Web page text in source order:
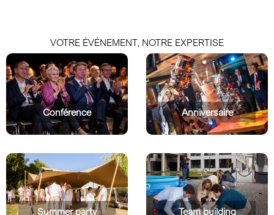
VOTRE ÉVÉNEMENT, NOTRE EXPERTISE
Conférence Anniversaire
Summer party Team building